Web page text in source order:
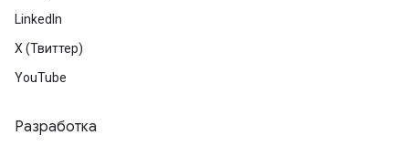
LinkedIn
X (Твиттер)
YouTube
Разработка